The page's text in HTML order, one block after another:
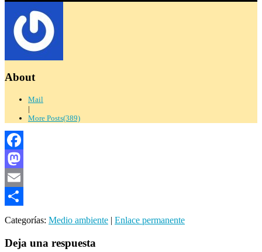
About
Mail
|
More Posts(389)
Facebook
Mastodon
Email
Compartir
Categorías: Medio ambiente | Enlace permanente
Deja una respuesta